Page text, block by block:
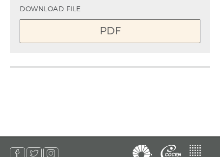
DOWNLOAD FILE
PDF